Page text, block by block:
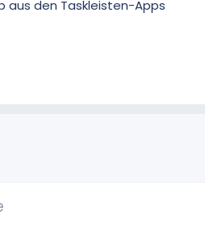
aus den Taskleisten-Apps